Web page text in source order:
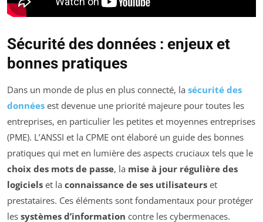
Sécurité des données : enjeux et
bonnes pratiques
Dans un monde de plus en plus connecté, la sécurité des
données est devenue une priorité majeure pour toutes les
entreprises, en particulier les petites et moyennes entreprises
(PME). L’ANSSI et la CPME ont élaboré un guide des bonnes
pratiques qui met en lumière des aspects cruciaux tels que le
choix des mots de passe, la mise à jour régulière des
logiciels et la connaissance de ses utilisateurs et
prestataires. Ces éléments sont fondamentaux pour protéger
les systèmes d’information contre les cybermenaces.